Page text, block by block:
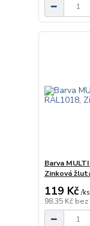
Barva
Zinková
119 Kč /ks
98,35 Kč bez